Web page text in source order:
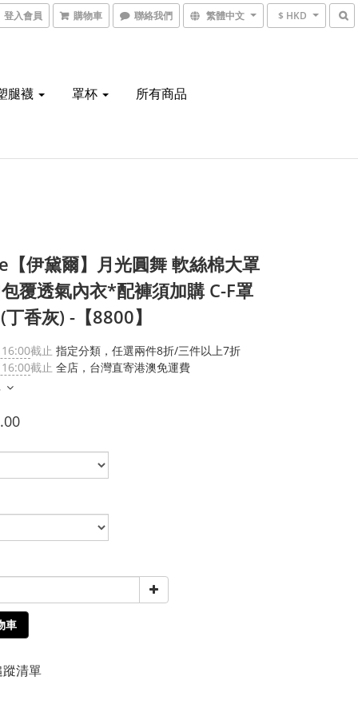
登入會員 購物車 聯絡我們 繁體中文 $ HKD
腿襪 罩杯
所有商品
【伊黛爾】月光圓舞 軟絲棉大罩
覆透氣內衣*配褲須加購 C-F罩
香灰) -【8800】
截止 指定分類，任選兩件8折/三件以上7折
截止 全店，台灣直寄港澳免運費
車
清單